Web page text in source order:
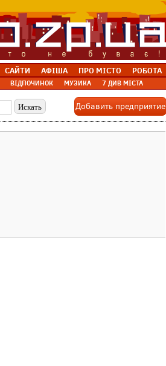
САЙТИ АФІША ПРО МІСТО РОБОТА
ВІДПОЧИНОК МУЗИКА 7 ДИВ МІСТА
Добавить предприятие